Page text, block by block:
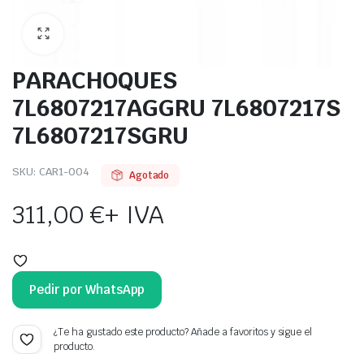
PARACHOQUES
7L6807217AGGRU 7L6807217S
7L6807217SGRU
SKU: CAR1-004 Agotado
311,00€+ IVA
Pedir por WhatsApp
¿Te ha gustado este producto? Añade a favoritos y sigue el
producto.